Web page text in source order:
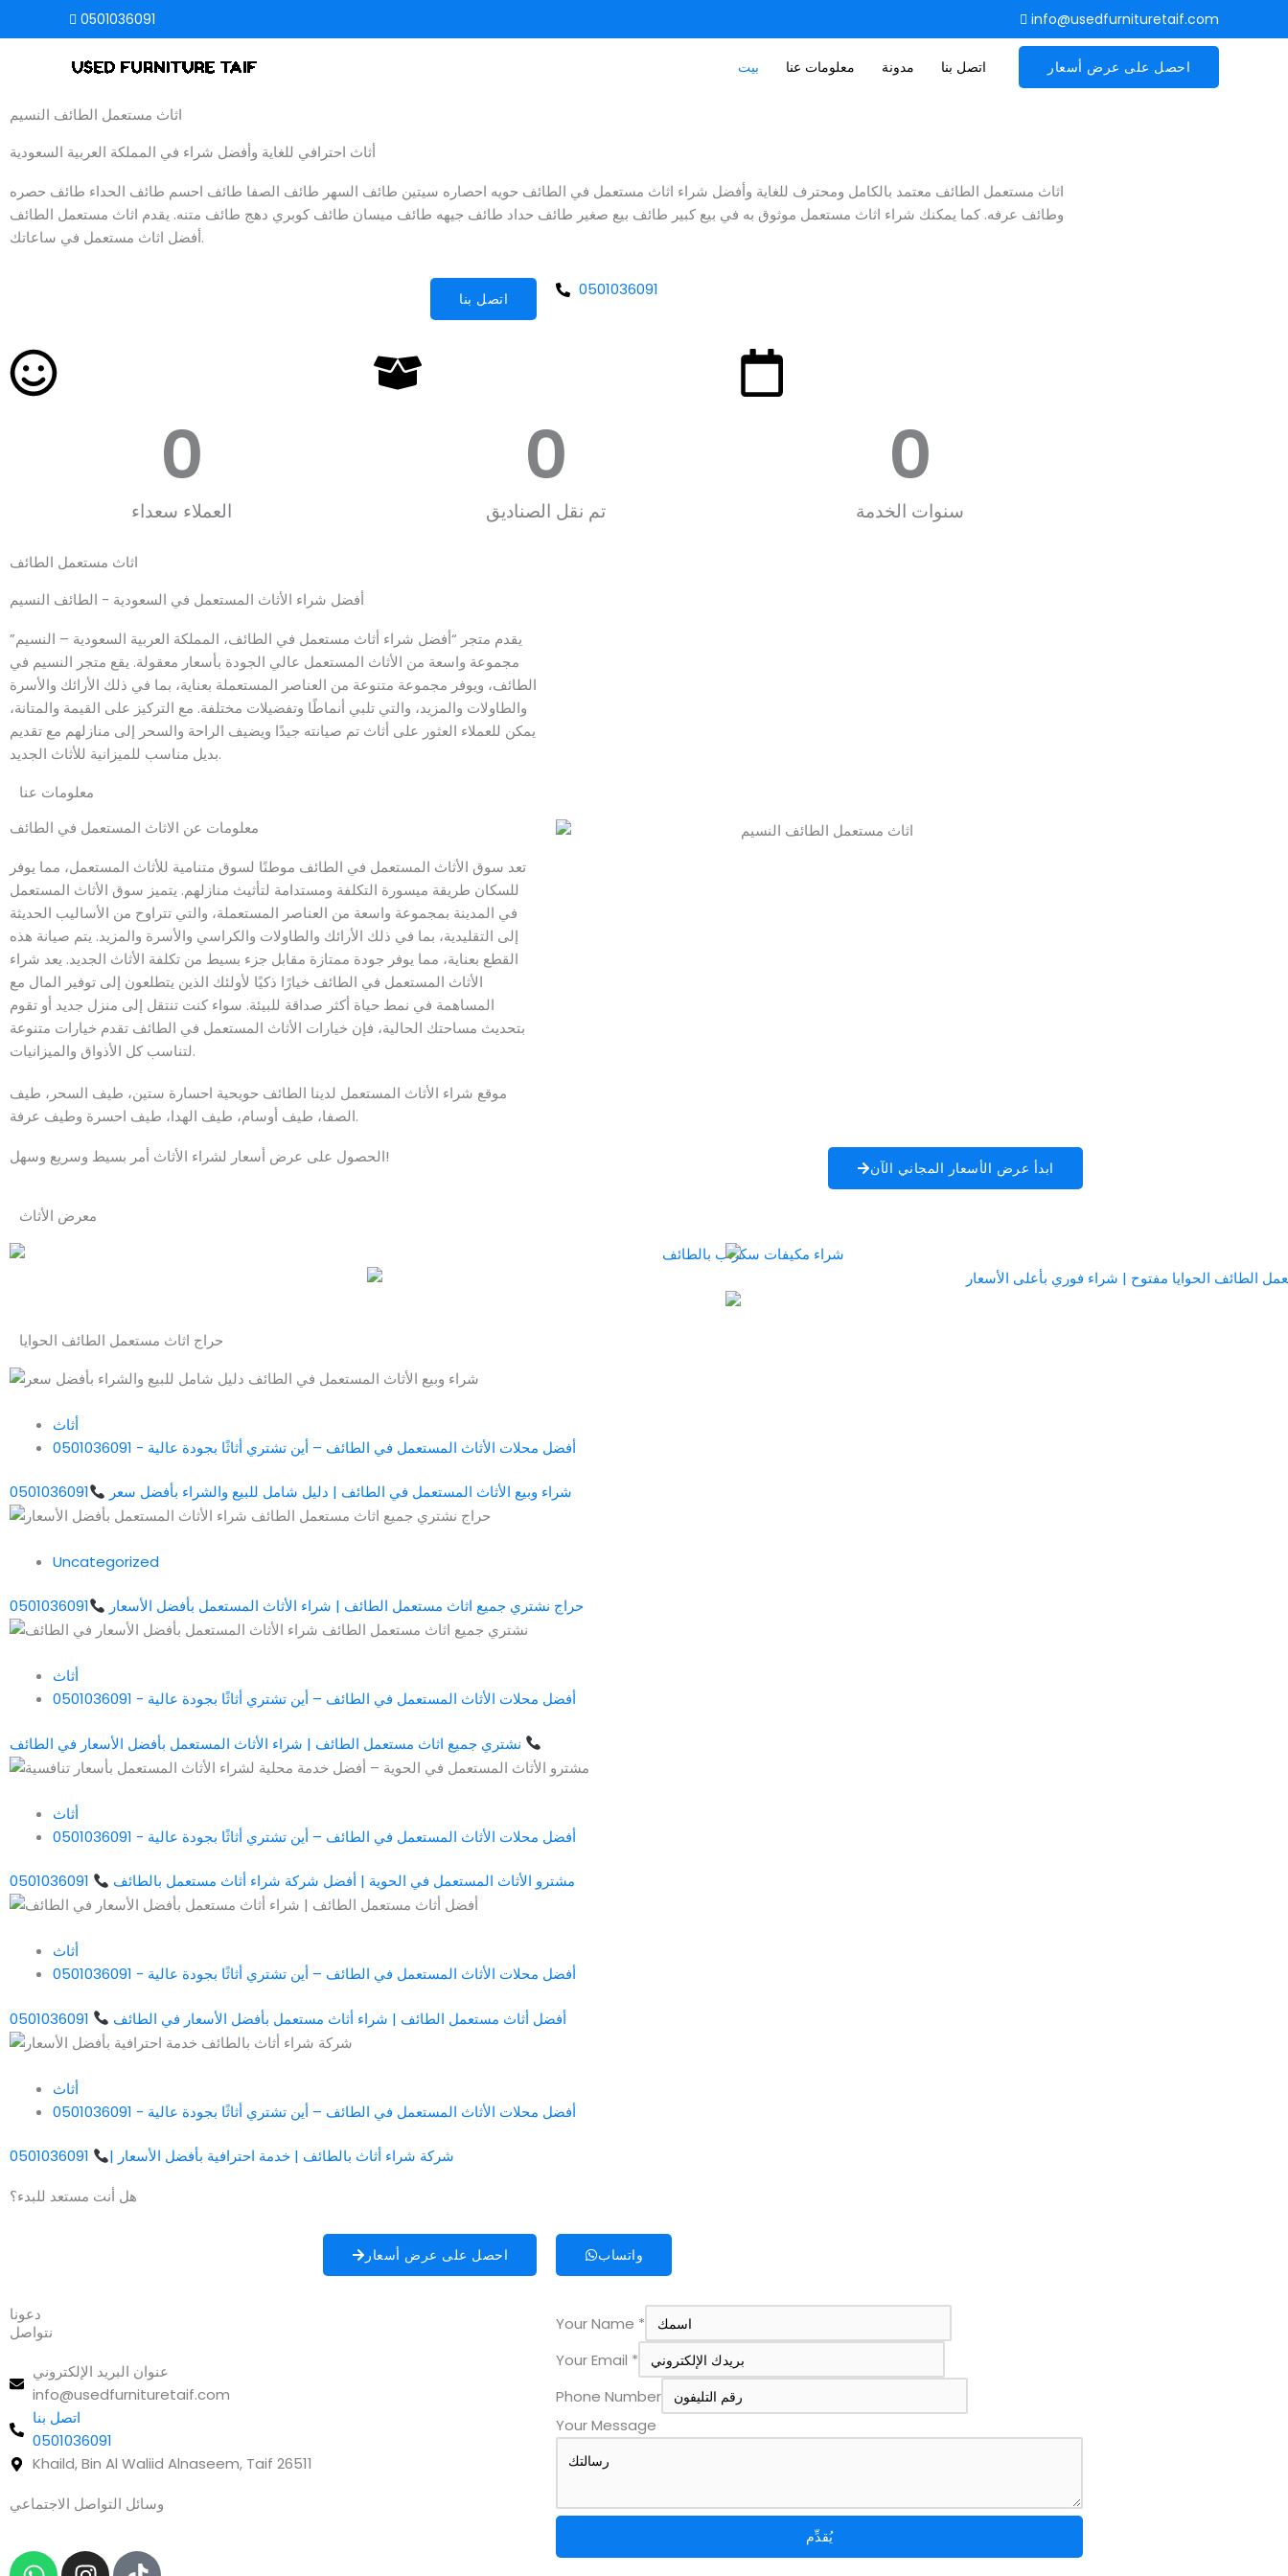
0501036091 info@usedfurnituretaif.com
بيت معلومات عنا مدونة اتصل بنا احصل على عرض أسعار
اثاث مستعمل الطائف النسيم
أثاث احترافي للغاية وأفضل شراء في المملكة العربية السعودية
اثاث مستعمل الطائف معتمد بالكامل ومحترف للغاية وأفضل شراء اثاث مستعمل في الطائف حويه احصاره سيتين طائف السهر طائف الصفا طائف احسم طائف الحداء طائف حصره
وطائف عرفه. كما يمكنك شراء اثاث مستعمل موثوق به في بيع كبير طائف بيع صغير طائف حداد طائف جيهه طائف ميسان طائف كوبري دهج طائف متنه. يقدم اثاث مستعمل الطائف
أفضل اثاث مستعمل في ساعاتك.
اتصل بنا 0501036091
العملاء سعداء
0
تم نقل الصناديق
0
سنوات الخدمة
0
اثاث مستعمل الطائف
أفضل شراء الأثاث المستعمل في السعودية - الطائف النسيم
يقدم متجر “أفضل شراء أثاث مستعمل في الطائف، المملكة العربية السعودية – النسيم”
مجموعة واسعة من الأثاث المستعمل عالي الجودة بأسعار معقولة. يقع متجر النسيم في
الطائف، ويوفر مجموعة متنوعة من العناصر المستعملة بعناية، بما في ذلك الأرائك والأسرة
والطاولات والمزيد، والتي تلبي أنماطًا وتفضيلات مختلفة. مع التركيز على القيمة والمتانة،
يمكن للعملاء العثور على أثاث تم صيانته جيدًا ويضيف الراحة والسحر إلى منازلهم مع تقديم
بديل مناسب للميزانية للأثاث الجديد.
معلومات عنا
معلومات عن الاثاث المستعمل في الطائف
تعد سوق الأثاث المستعمل في الطائف موطنًا لسوق متنامية للأثاث المستعمل، مما يوفر
للسكان طريقة ميسورة التكلفة ومستدامة لتأثيث منازلهم. يتميز سوق الأثاث المستعمل
في المدينة بمجموعة واسعة من العناصر المستعملة، والتي تتراوح من الأساليب الحديثة
إلى التقليدية، بما في ذلك الأرائك والطاولات والكراسي والأسرة والمزيد. يتم صيانة هذه
القطع بعناية، مما يوفر جودة ممتازة مقابل جزء بسيط من تكلفة الأثاث الجديد. يعد شراء
الأثاث المستعمل في الطائف خيارًا ذكيًا لأولئك الذين يتطلعون إلى توفير المال مع
المساهمة في نمط حياة أكثر صداقة للبيئة. سواء كنت تنتقل إلى منزل جديد أو تقوم
بتحديث مساحتك الحالية، فإن خيارات الأثاث المستعمل في الطائف تقدم خيارات متنوعة
لتناسب كل الأذواق والميزانيات.
موقع شراء الأثاث المستعمل لدينا الطائف حويحية احسارة ستين، طيف السحر، طيف
الصفا، طيف أوسام، طيف الهدا، طيف احسرة وطيف عرفة.
الحصول على عرض أسعار لشراء الأثاث أمر بسيط وسريع وسهل!
ابدأ عرض الأسعار المجاني الآن
معرض الأثاث
حراج اثاث مستعمل الطائف الحوايا
أثاث
أفضل محلات الأثاث المستعمل في الطائف – أين تشتري أثاثًا بجودة عالية - 0501036091
شراء وبيع الأثاث المستعمل في الطائف | دليل شامل للبيع والشراء بأفضل سعر 0501036091
Uncategorized
حراج نشتري جميع اثاث مستعمل الطائف | شراء الأثاث المستعمل بأفضل الأسعار 0501036091
أثاث
أفضل محلات الأثاث المستعمل في الطائف – أين تشتري أثاثًا بجودة عالية - 0501036091
أثاث
أفضل محلات الأثاث المستعمل في الطائف – أين تشتري أثاثًا بجودة عالية - 0501036091
مشترو الأثاث المستعمل في الحوية | أفضل شركة شراء أثاث مستعمل بالطائف
أثاث
أفضل محلات الأثاث المستعمل في الطائف – أين تشتري أثاثًا بجودة عالية - 0501036091
أفضل أثاث مستعمل الطائف | شراء أثاث مستعمل بأفضل الأسعار في الطائف
أثاث
أفضل محلات الأثاث المستعمل في الطائف – أين تشتري أثاثًا بجودة عالية - 0501036091
شركة شراء أثاث بالطائف | خدمة احترافية بأفضل الأسعار |
هل أنت مستعد للبدء؟
احصل على عرض أسعار واتساب
دعونا
نتواصل
عنوان البريد الإلكتروني
info@usedfurnituretaif.com
اتصل بنا
0501036091
Khaild, Bin Al Waliid Alnaseem, Taif 26511
وسائل التواصل الاجتماعي
W I T
Your Name *
Your Email *
Phone Number
E
l
u
Your Message
يُقدِّم